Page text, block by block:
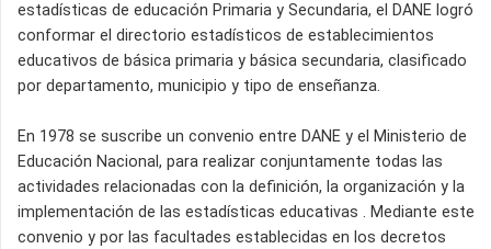
estadísticas de educación Primaria y Secundaria, el DANE logró
conformar el directorio estadísticos de establecimientos
educativos de básica primaria y básica secundaria, clasificado
por departamento, municipio y tipo de enseñanza.
En 1978 se suscribe un convenio entre DANE y el Ministerio de
Educación Nacional, para realizar conjuntamente todas las
actividades relacionadas con la definición, la organización y la
implementación de las estadísticas educativas . Mediante este
convenio y por las facultades establecidas en los decretos